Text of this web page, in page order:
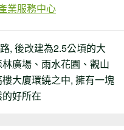
業服務中心
, 後改建為2.5公頃的大
廣場、雨水花園、觀山
大廈環繞之中, 擁有一塊
好所在